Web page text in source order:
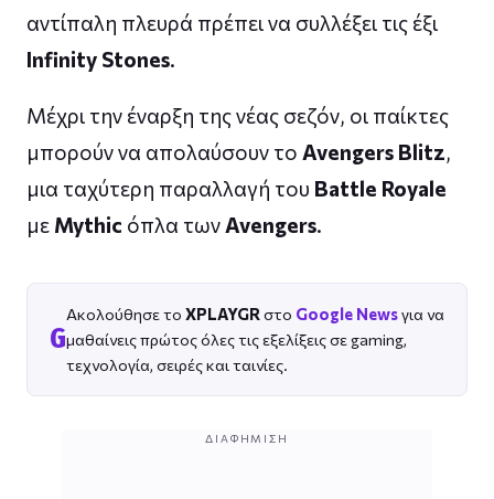
αντίπαλη πλευρά πρέπει να συλλέξει τις έξι
Infinity Stones.
Μέχρι την έναρξη της νέας σεζόν, οι παίκτες
μπορούν να απολαύσουν το Avengers Blitz,
μια ταχύτερη παραλλαγή του Battle Royale
με Mythic όπλα τωνAvengers.
G
Ακολούθησε το XPLAYGR στο Google Newsγια να
μαθαίνεις πρώτος όλες τις εξελίξεις σε gaming,
τεχνολογία, σειρές και ταινίες.
ΔΙΑΦΉΜΙΣΗ